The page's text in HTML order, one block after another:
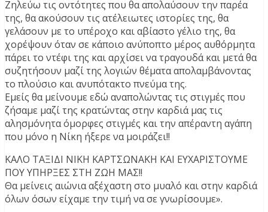
Ζηλεύω τις οντότητες που θα απολαύσουν την παρέα
της, θα ακούσουν τις ατέλειωτες ιστορίες της, θα
γελάσουν με το υπέροχο και αβίαστο γέλιο της, θα
χορέψουν όταν σε κάποιο ανύποπτο μέρος αυθόρμητα
πάρει το ντέφι της και αρχίσει να τραγουδά και μετά θα
συζητήσουν μαζί της λογιών θέματα απολαμβάνοντας
το πλούσιο και ανυπότακτο πνεύμα της.
Εμείς θα μείνουμε εδώ αναπολώντας τις στιγμές που
ζήσαμε μαζί της κρατώντας στην καρδιά μας τις
αλησμόνητα όμορφες στιγμές και την απέραντη αγάπη
που μόνο η Νίκη ήξερε να μοιράζει!!
ΚΑΛΟ ΤΑΞΙΔΙ ΝΙΚΗ ΚΑΡΤΣΩΝΑΚΗ ΚΑΙ ΕΥΧΑΡΙΣΤΟΥΜΕ
ΠΟΥ ΥΠΗΡΞΕΣ ΣΤΗ ΖΩΗ ΜΑΣ!!
Θα μείνεις αιώνια αξέχαστη στο μυαλό και στην καρδιά
όλων όσων είχαμε την τιμή να σε γνωρίσουμε».